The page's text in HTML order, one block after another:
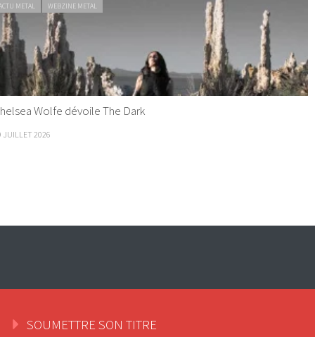
METAL WEBZINE METAL
Wolfe dévoile The Dark
JUILLET 2026
SOUMETTRE SON TITRE